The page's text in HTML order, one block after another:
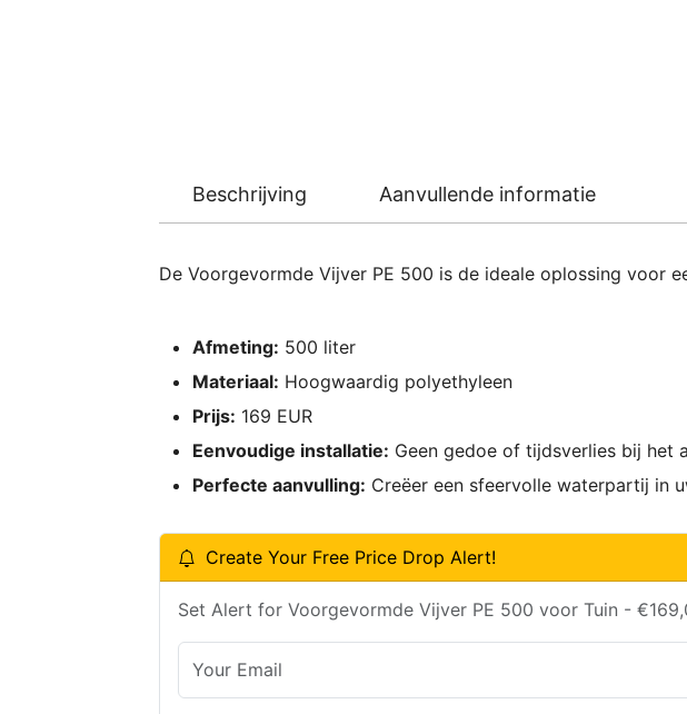
Beschrijving Aanvullende informatie
De Voorgevormde Vijver PE 500 is de ideale oplossing voor
Afmeting: 500 liter
Materiaal: Hoogwaardig polyethyleen
Prijs: 169 EUR
Eenvoudige installatie: Geen gedoe of tijdsverlies bij het
Perfecte aanvulling: Creëer een sfeervolle waterpartij in
Create Your Free Price Drop Alert!
Set Alert for Voorgevormde Vijver PE 500 voor Tuin -